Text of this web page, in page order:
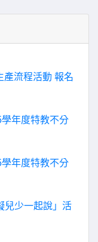
產流程活動 報名
年度特教不分
年度特教不分
兒少一起說」活